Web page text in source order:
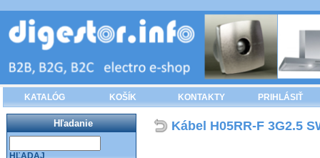
KATALÓG KOŠÍK KONTAKTY PRIHLÁSIŤ
Kábel H05RR-F 3G2.5
Hľadanie
HĽADAJ